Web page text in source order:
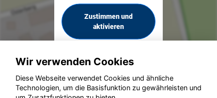
Zustimmen und
aktivieren
Wir verwenden Cookies
Diese Webseite verwendet Cookies und ähnliche
Technologien, um die Basisfunktion zu gewährleisten und